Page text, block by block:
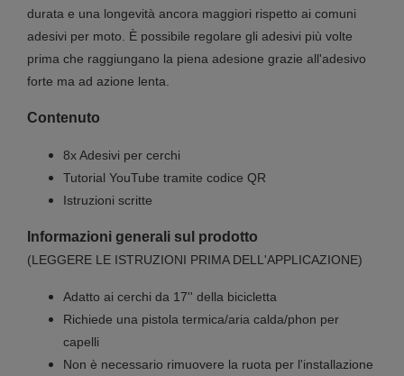
durata e una longevità ancora maggiori rispetto ai comuni
adesivi per moto. È possibile regolare gli adesivi più volte
prima che raggiungano la piena adesione grazie all'adesivo
forte ma ad azione lenta.
Contenuto
8x Adesivi per cerchi
Tutorial YouTube tramite codice QR
Istruzioni scritte
Informazioni generali sul prodotto
(LEGGERE LE ISTRUZIONI PRIMA DELL'APPLICAZIONE)
Adatto ai cerchi da 17'' della bicicletta
Richiede una pistola termica/aria calda/phon per
capelli
Non è necessario rimuovere la ruota per l'installazione